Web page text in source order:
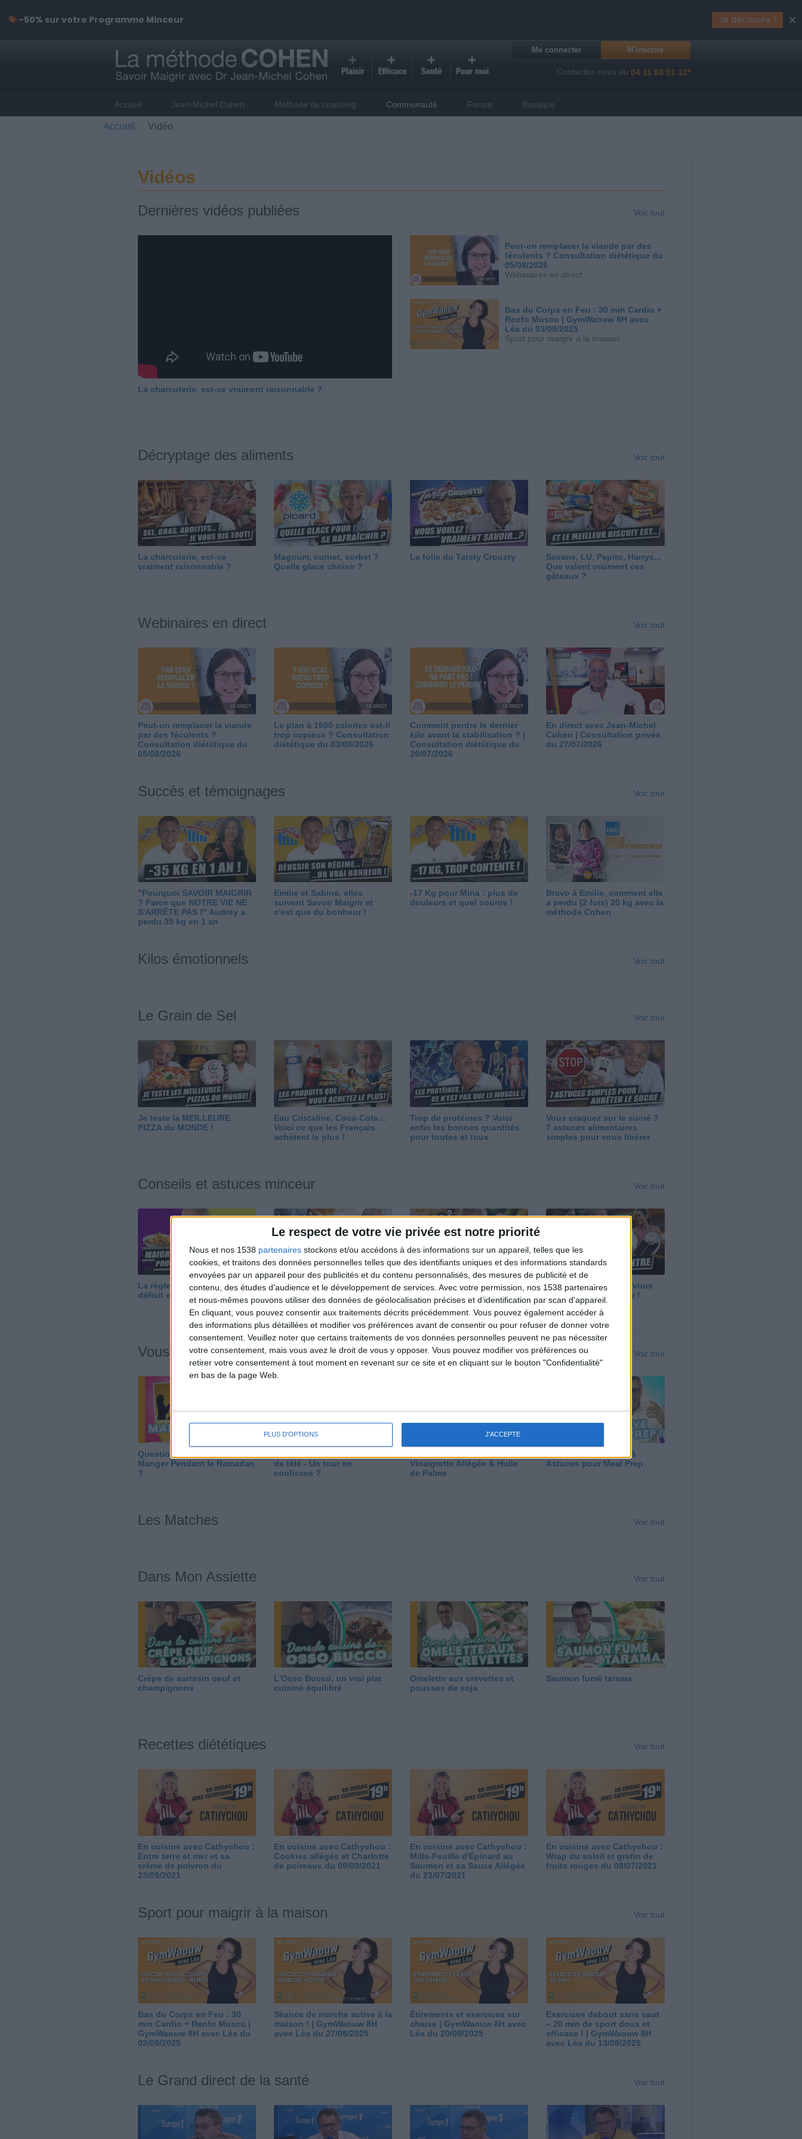
Le respect de votre vie privée est notre priorité
Nous et nos 1538 partenaires stockons et/ou accédons à des informations sur un appareil, telles que les
cookies, et traitons des données personnelles telles que des identifiants uniques et des informations standards
envoyées par un appareil pour des publicités et du contenu personnalisés, des mesures de publicité et de
contenu, des études d'audience et le développement de services. Avec votre permission, nos 1538 partenaires
et nous-mêmes pouvons utiliser des données de géolocalisation précises et d’identification par scan d'appareil.
En cliquant, vous pouvez consentir aux traitements décrits précédemment. Vous pouvez également accéder à
des informations plus détaillées et modifier vos préférences avant de consentir ou pour refuser de donner votre
consentement. Veuillez noter que certains traitements de vos données personnelles peuvent ne pas nécessiter
votre consentement, mais vous avez le droit de vous y opposer. Vous pouvez modifier vos préférences ou
retirer votre consentement à tout moment en revenant sur ce site et en cliquant sur le bouton "Confidentialité"
en bas de la page Web.
PLUS D'OPTIONS J'ACCEPTE
Me connecter M'inscrire
Contactez-nous au 04 11 88 01 12*
Accueil Jean-Michel Cohen Méthode de coaching Communauté Forum Boutique
Accueil Vidéo
Vidéos
Dernières vidéos publiées Voir tout
La charcuterie, est-ce vraiment raisonnable ?
Peut-on remplacer la viande par des
féculents ? Consultation diététique du
05/08/2026
Webinaires en direct
Bas du Corps en Feu : 30 min Cardio +
Renfo Muscu | GymWaouw 8H avec
Léa du 03/09/2025
Sport pour maigrir à la maison
Décryptage des aliments Voir tout
La charcuterie, est-ce
vraiment raisonnable ?
Magnum, cornet, sorbet ?
Quelle glace choisir ?
La folie du Tatsty Crousty
Savane, LU, Pepito, Harrys...
Que valent vraiment ces
gâteaux ?
Webinaires en direct Voir tout
Peut-on remplacer la viande
par des féculents ?
Consultation diététique du
05/08/2026
Le plan à 1600 calories est-il
trop copieux ? Consultation
diététique du 03/08/2026
Comment perdre le dernier
kilo avant la stabilisation ? |
Consultation diététique du
29/07/2026
En direct avec Jean-Michel
Cohen | Consultation privée
du 27/07/2026
Succès et témoignages Voir tout
"Pourquoi SAVOIR MAIGRIR
? Parce que NOTRE VIE NE
S'ARRÊTE PAS !" Audrey a
perdu 35 kg en 1 an
Emilie et Sabine, elles
suivent Savoir Maigrir et
c'est que du bonheur !
-17 Kg pour Mina : plus de
douleurs et quel sourire !
Bravo à Emilie, comment elle
a perdu (2 fois) 20 kg avec la
méthode Cohen
Kilos émotionnels Voir tout
Le Grain de Sel Voir tout
Je teste la MEILLEURE
PIZZA du MONDE !
Eau Cristaline, Coca-Cola…
Voici ce que les Français
achètent le plus !
Trop de protéines ? Voici
enfin les bonnes quantités
pour toutes et tous
Vous craquez sur le sucré ?
7 astuces alimentaires
simples pour vous libérer
Conseils et astuces minceur Voir tout
La règle N°1 pour maigrir : le
déficit calorique
Perdre 10 kg : ma méthode
est imparable
Et après la perte de poids ?
Je fais comment ?
Maigrir vite ? Ce que vous
devez vraiment savoir !
Vous m'avez demandé Voir tout
Question/Réponse : Que
Manger Pendant le Ramadan
?
de télé - Un tour en
coulisses ?
Vinaigrette Allégée & Huile
de Palme
Panga, Huile d'Olive &
Astuces pour Meal Prep
Les Matches Voir tout
Dans Mon Assiette Voir tout
Crêpe de sarrasin oeuf et
champignons
L'Osso Bucco, un vrai plat
cuisiné équilibré
Omelette aux crevettes et
pousses de soja
Saumon fumé tarama
Recettes diététiques Voir tout
En cuisine avec Cathychou :
Entre terre et mer et sa
crème de poivron du
23/09/2021
En cuisine avec Cathychou :
Cookies allégés et Charlotte
de poireaux du 09/09/2021
En cuisine avec Cathychou :
Mille-Feuille d'Épinard au
Saumon et sa Sauce Allégée
du 23/07/2021
En cuisine avec Cathychou :
Wrap du soleil et gratin de
fruits rouges du 08/07/2021
Sport pour maigrir à la maison Voir tout
Bas du Corps en Feu : 30
min Cardio + Renfo Muscu |
GymWaouw 8H avec Léa du
03/09/2025
Séance de marche active à la
maison ! | GymWaouw 8H
avec Léa du 27/08/2025
Étirements et exercices sur
chaise | GymWaouw 8H avec
Léa du 20/08/2025
Exercices debout sans saut
– 20 min de sport doux et
efficace ! | GymWaouw 8H
avec Léa du 13/08/2025
Le Grand direct de la santé Voir tout
-50% sur votre Programme Minceur Je découvre ! ×